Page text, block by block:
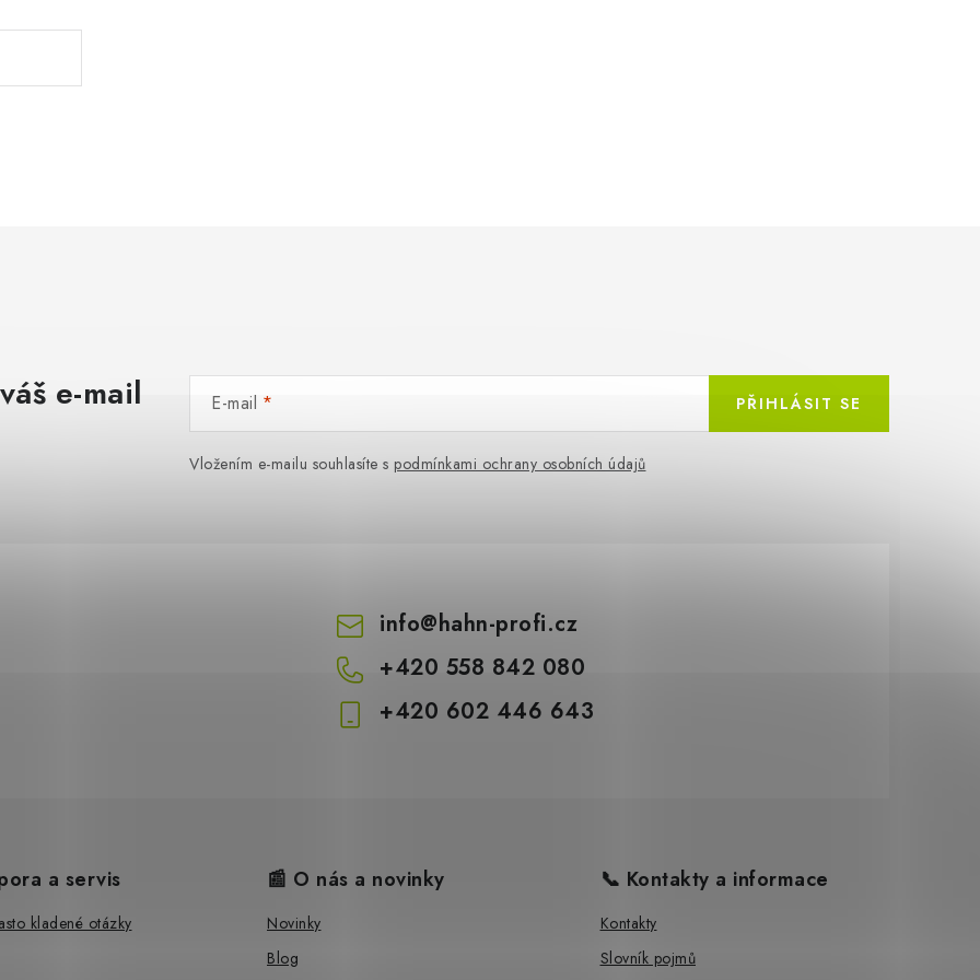
e-mail E-mail
Vložením e-mailu souhlasíte s podmínkami ochrany osobních údajů
PŘIHLÁSIT SE
info@hahn-profi.cz
+420 558 842 080
+420 602 446 643
a servis
kladené otázky
📰 O nás a novinky
Novinky
Blog
📞 Kontakty a informace
Kontakty
Slovník pojmů